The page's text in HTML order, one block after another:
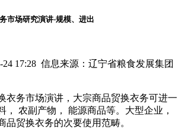
市场研究演讲-规模、进出
24 17:28 信息来源：辽宁省粮食发展集团
务市场演讲，大宗商品贸换衣务可进一
， 农副产物， 能源商品等。大型企业，
品贸换衣务的次要使用范畴。